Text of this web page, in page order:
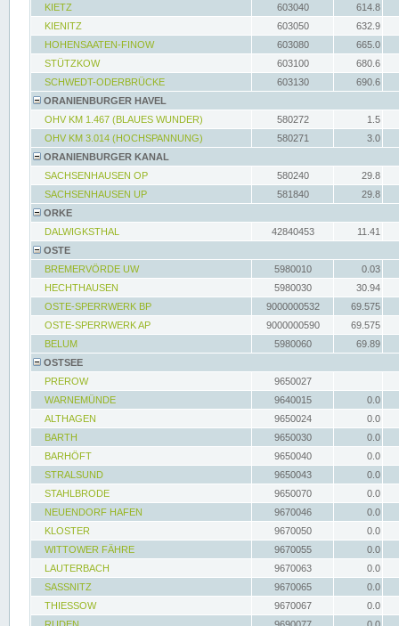
KIETZ
603040
614.8
KIENITZ
603050
632.9
HOHENSAATEN-FINOW
603080
665.0
STÜTZKOW
603100
680.6
SCHWEDT-ODERBRÜCKE
603130
690.6
ORANIENBURGER HAVEL
OHV KM 1.467 (BLAUES WUNDER)
580272
1.5
OHV KM 3.014 (HOCHSPANNUNG)
580271
3.0
ORANIENBURGER KANAL
SACHSENHAUSEN OP
580240
29.8
SACHSENHAUSEN UP
581840
29.8
ORKE
DALWIGKSTHAL
42840453
11.41
OSTE
BREMERVÖRDE UW
5980010
0.03
HECHTHAUSEN
5980030
30.94
OSTE-SPERRWERK BP
9000000532
69.575
OSTE-SPERRWERK AP
9000000590
69.575
BELUM
5980060
69.89
OSTSEE
PREROW
9650027
WARNEMÜNDE
9640015
0.0
ALTHAGEN
9650024
0.0
BARTH
9650030
0.0
BARHÖFT
9650040
0.0
STRALSUND
9650043
0.0
STAHLBRODE
9650070
0.0
NEUENDORF HAFEN
9670046
0.0
KLOSTER
9670050
0.0
WITTOWER FÄHRE
9670055
0.0
LAUTERBACH
9670063
0.0
SASSNITZ
9670065
0.0
THIESSOW
9670067
0.0